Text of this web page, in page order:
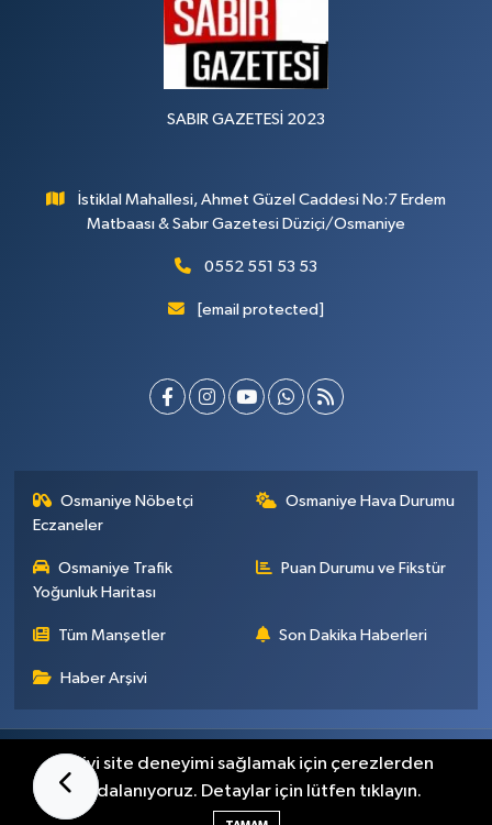
SABIR GAZETESİ 2023
İstiklal Mahallesi, Ahmet Güzel Caddesi No:7 Erdem
Matbaası & Sabır Gazetesi Düziçi/Osmaniye
0552 551 53 53
[email protected]
Osmaniye Nöbetçi
Eczaneler
Osmaniye Hava Durumu
Osmaniye Trafik
Yoğunluk Haritası
Puan Durumu ve Fikstür
Tüm Manşetler Son Dakika Haberleri
Haber Arşivi
Künye İletişim Gizlilik Sözleşmesi
Haber Yazılımı:
En iyi site deneyimi sağlamak için çerezlerden
faydalanıyoruz. Detaylar için lütfen tıklayın.